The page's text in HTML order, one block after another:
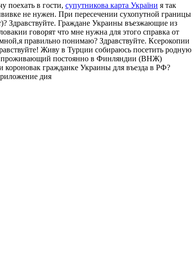
поехать в гости, супутникова карта України я так
не нужен. При пересечении сухопутной границы
Здравствуйте. Граждане Украины въезжающие из
говорят что мне нужна для этого справка от
правильно понимаю? Здравствуйте. Ксерокопии
Живу в Турции собираюсь посетить родную
проживающий постоянно в Финляндии (ВНЖ)
короновак гражданке Украины для въезда в РФ?
дия